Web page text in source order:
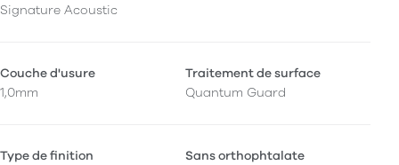
Signature Acoustic
Couche d'usure
1,0mm
Traitement de surface
Quantum Guard
Type de finition
Sans orthophtalate